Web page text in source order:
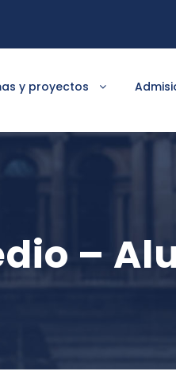
y proyectos
–